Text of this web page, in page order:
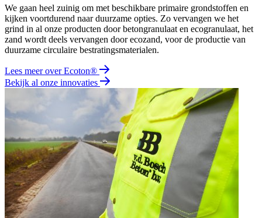
We gaan heel zuinig om met beschikbare primaire grondstoffen en
kijken voortdurend naar duurzame opties. Zo vervangen we het
grind in al onze producten door betongranulaat en ecogranulaat, het
zand wordt deels vervangen door ecozand, voor de productie van
duurzame circulaire bestratingsmaterialen.
Lees meer over Ecoton®
Bekijk al onze innovaties